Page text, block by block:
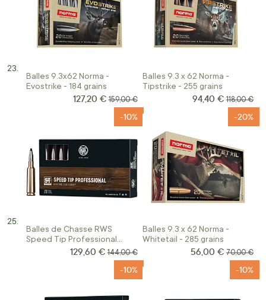
Balles 9.3x62 Norma -
Evostrike - 184 grains
Prix Spécial
127,20 € Prix normal
159,00 €
Balles 9.3 x 62 Norma -
Tipstrike - 255 grains
Prix Spécial
94,40 € Prix
118,00 €
Balles de Chasse RWS
Speed Tip Professional
Calibre 9.3x62
-10%
Prix Spécial
129,60 € Prix normal
144,00 €
Balles 9.3 x 62 Norma -
Whitetail - 285 grains
-20%
Prix Spécial
56,00 € Prix
70,00 €
-10% -10%